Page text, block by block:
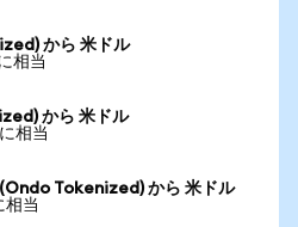
から 米ドル
相当
から 米ドル
相当
Tokenized) から 米ドル
相当